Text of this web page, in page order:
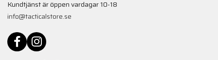
Kundtjänst är öppen vardagar 10-18
info@tacticalstore.se